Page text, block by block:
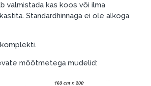
krediidi saamise lepingus.
vormistamist palun tutvuge
tingimustega
valmistada kas koos või ilma
Standardhinnaga ei ole alkoga
mõõtmetega mudelid: